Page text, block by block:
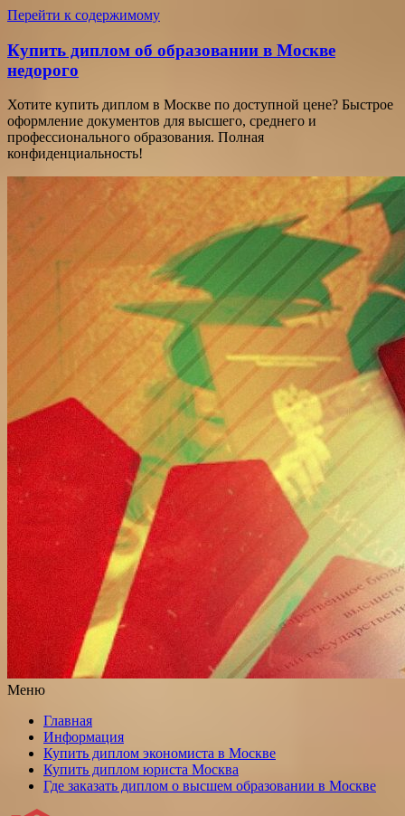
Перейти к содержимому
Купить диплом об образовании в Москве
недорого
Хотите купить диплом в Москве по доступной цене? Быстрое
оформление документов для высшего, среднего и
профессионального образования. Полная
конфиденциальность!
Меню
Главная
Информация
Купить диплом экономиста в Москве
Купить диплом юриста Москва
Где заказать диплом о высшем образовании в Москве